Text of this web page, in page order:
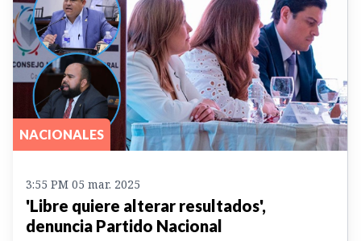
NACIONALES
3:55 PM 05 mar. 2025
'Libre quiere alterar resultados',
denuncia Partido Nacional